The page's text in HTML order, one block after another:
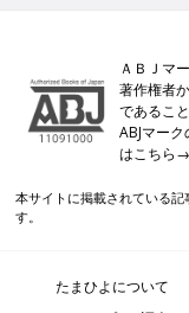
ＡＢＪマ
著作権者
であるこ
ABJマー
はこち
本サイトに掲載されている
す。
たまひよについて